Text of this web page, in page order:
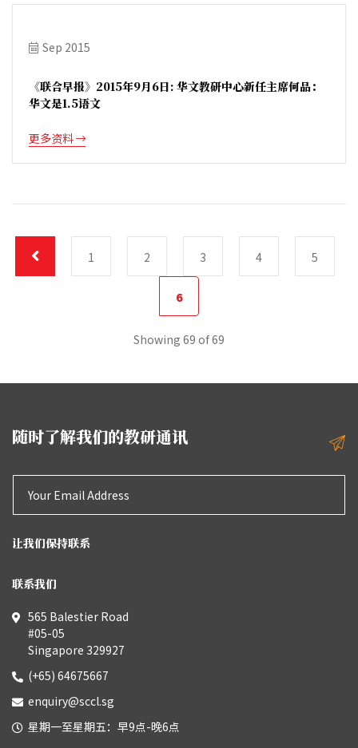
Sep 2015
《联合早报》2015年9月6日: 华文教研中心新任主席何品：
华文是1.5语文
更多资料
1 2 3 4 5
6
Showing 69 of 69
随时了解我们的教研通讯
让我们保持联系
联系我们
565 Balestier Road
#05-05
Singapore 329927
(+65) 64675667
enquiry@sccl.sg
星期一至星期五：早9点-晚6点